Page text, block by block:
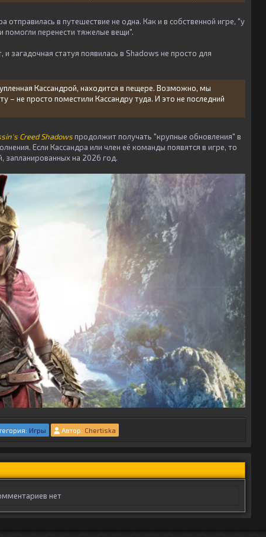
в путешествие не одна. Как и в собственной игре, "у
помогли перенести тяжелые вещи".
загадочная статуя появилась в Shadows не просто для
Кассандрой, находится в пещере. Возможно, мы
не просто поместили Кассандру туда. И это не последний
Creed Shadowsпродолжит получать "крупные обновления" в
Если Кассандра или член её команды появятся в игре, то
запланированных на 2026 год.
Игры Автор: Chertiska
нет